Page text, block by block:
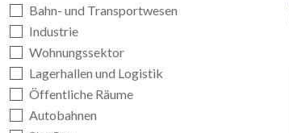
PRODUKTE
02
Bahn- und Transportwesen
Industrie
Wohnungssektor
Lagerhallen und Logistik
Öffentliche Räume
Autobahnen